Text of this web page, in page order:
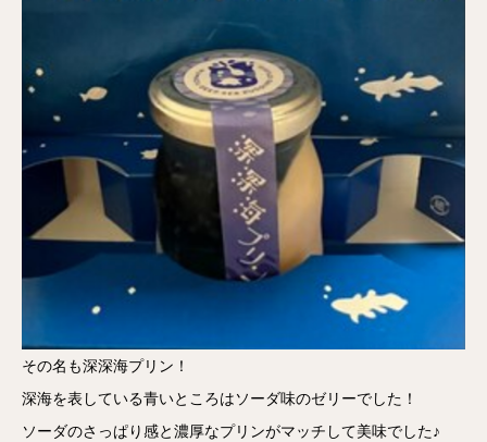
その名も深深海プリン！
深海を表している青いところはソーダ味のゼリーでした！
ソーダのさっぱり感と濃厚なプリンがマッチして美味でした♪